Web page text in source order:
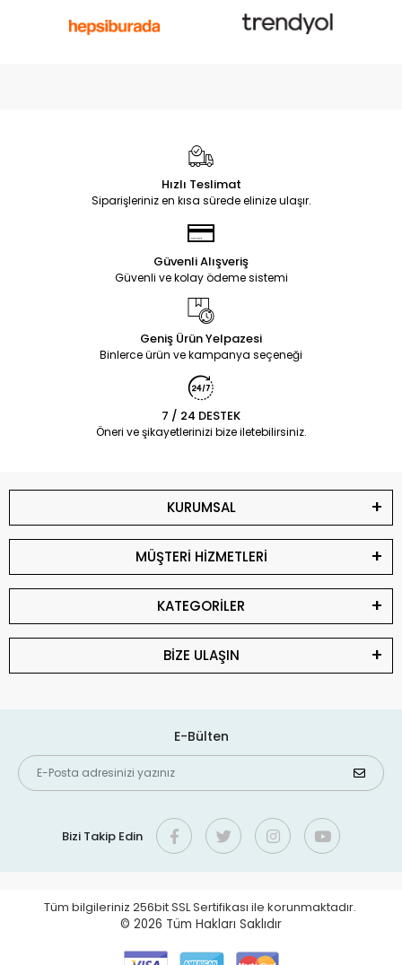
Hızlı Teslimat
Siparişleriniz en kısa sürede elinize ulaşır.
Güvenli Alışveriş
Güvenli ve kolay ödeme sistemi
Geniş Ürün Yelpazesi
Binlerce ürün ve kampanya seçeneği
7 / 24 DESTEK
Öneri ve şikayetlerinizi bize iletebilirsiniz.
KURUMSAL
MÜŞTERİ HİZMETLERİ
KATEGORİLER
BİZE ULAŞIN
E-Bülten
Bizi Takip Edin
Tüm bilgileriniz 256bit SSL Sertifikası ile korunmaktadır.
© 2026 Tüm Hakları Saklıdır